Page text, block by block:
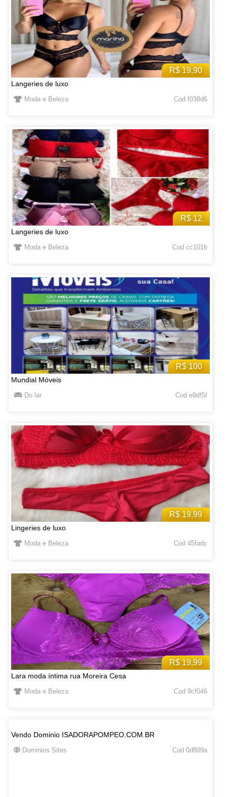
R$ 19,90
Langeries de luxo
Moda e Beleza Cod f038d6
R$ 12
Langeries de luxo
Moda e Beleza Cod cc101b
R$ 100
Mundial Móveis
Do lar Cod e9df5f
R$ 19,99
Lingeries de luxo
Moda e Beleza Cod 45fadc
R$ 19,99
Lara moda íntima rua Moreira Cesa
Moda e Beleza Cod 9cf046
Vendo Dominio ISADORAPOMPEO.COM.BR
Dominios Sites Cod 0d809a